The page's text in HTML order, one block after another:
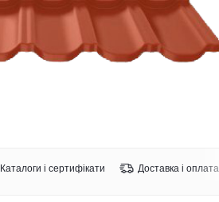
Каталоги і сертифікати Доставка і оплата